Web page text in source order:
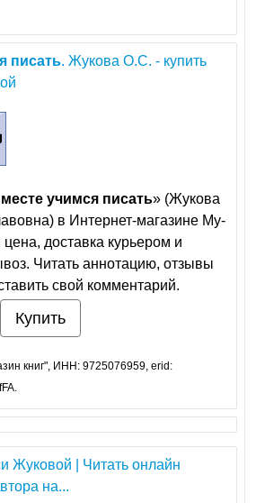
писать. Жукова О.С. - купить
учимся писать» (Жукова
в Интернет-магазине My-
доставка курьером и
Читать аннотацию, отзывы
свой комментарий.
Купить
книг", ИНН: 9725076959, erid:
Жуковой | Читать онлайн
на...